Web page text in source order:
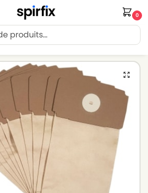
0
Relais offerte dès 30€ d’achat.